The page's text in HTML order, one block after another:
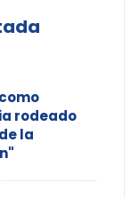
rodeado
la